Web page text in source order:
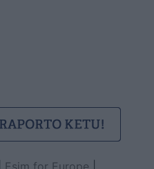
Esim for Europe